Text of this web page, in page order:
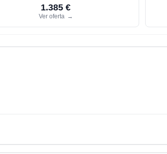
1.385 €
Ver oferta →